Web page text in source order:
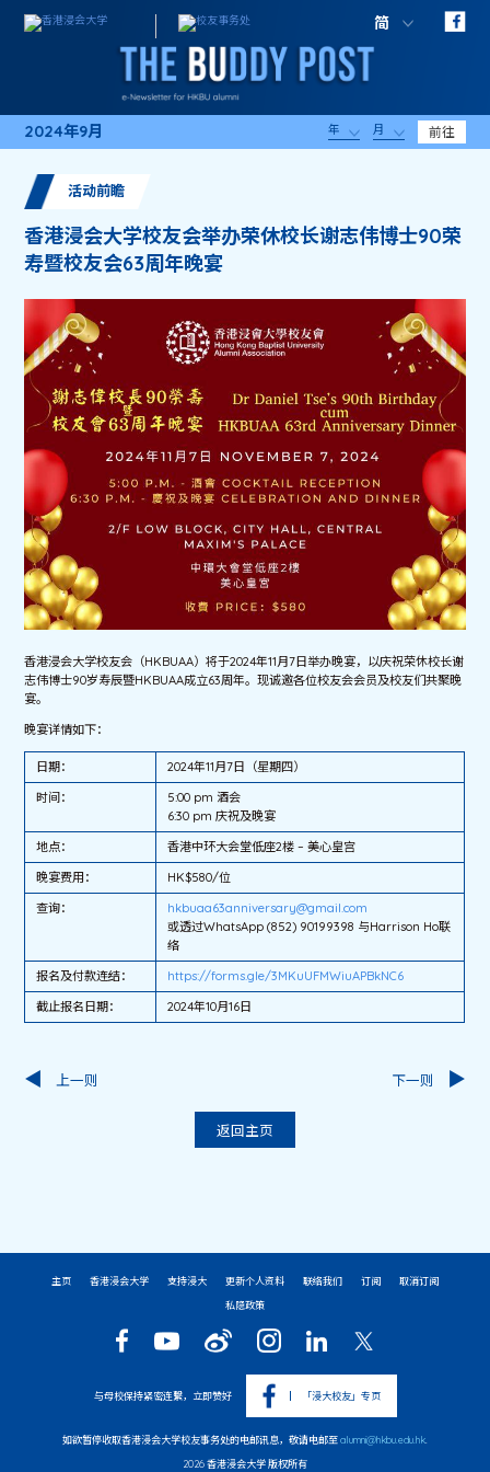
简
2024年9月 年 月 前往
活动前瞻
香港浸会大学校友会举办荣休校长谢志伟博士90荣
寿暨校友会63周年晚宴
香港浸会大学校友会（HKBUAA）将于2024年11月7日举办晚宴，以庆祝荣休校长谢
志伟博士90岁寿辰暨HKBUAA成立63周年。现诚邀各位校友会会员及校友们共聚晚
宴。
晚宴详情如下：
日期：
2024年11月7日（星期四）
时间：
5:00 pm 酒会
6:30 pm 庆祝及晚宴
地点：
香港中环大会堂低座2楼 – 美心皇宫
晚宴费用：
HK$580/位
查询：
hkbuaa63anniversary@gmail.com
或透过WhatsApp (852) 90199398 与Harrison Ho联
络
报名及付款连结：
https://forms.gle/3MKuUFMWiuAPBkNC6
截止报名日期：
2024年10月16日
上一则
返回主页
下一则
主页 香港浸会大学 支持浸大 更新个人资料 联络我们 订阅
取消订阅
私隐政策
与母校保持紧密连繫，立即赞好 「浸大校友」专页
如欲暂停收取香港浸会大学校友事务处的电邮讯息，敬请电邮至alumni@hkbu.edu.hk.
2026 香港浸会大学 版权所有